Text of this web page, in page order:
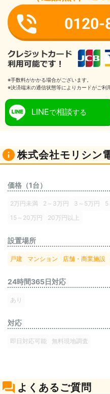
0120-
※手数料がかかる場合がございます。
※決済端末の通信状態等によりカードがご利
LINEで相談する
株式会社モリシン
価格（1台）
2万円未満 2～3万円 3～5万円 5
15～20万円
20万円以上
設置場所
戸建 マンション 店舗・商業施設
24時間365日対応
あり
対応
即日対応可能 無料現地調査
よくあるご質問